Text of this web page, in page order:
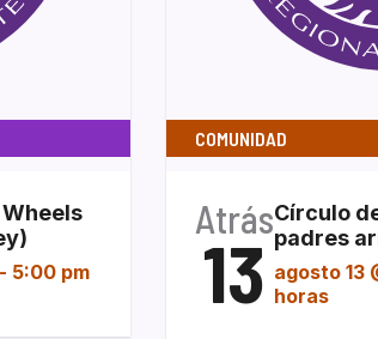
- 5:00 pm
COMUNIDAD
Atrás
13
Círculo
padres
agosto 13
horas